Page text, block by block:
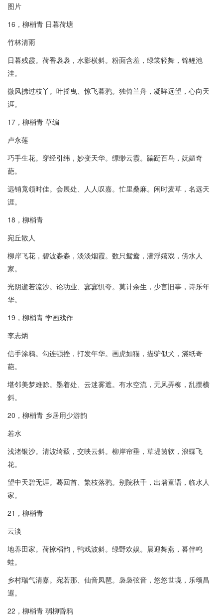
图片
16，柳梢青 日暮荷塘
竹林清雨
日暮残霞。荷香袅袅，水影横斜。粉面含羞，绿裳轻舞，锦鲤池
洼。
微风拂过枝丫。叶摇曳、惊飞暮鸦。独倚兰舟，凝眸远望，心向天
涯。
17，柳梢青 草编
卢永莲
巧手生花。穿经引纬，妙变天华。缥缈云霞。蹁跹百鸟，妩媚奇
葩。
远销竟领时佳。会展处、人人叹嘉。忙里桑麻。闲时麦草，名远天
涯。
18，柳梢青
宛丘散人
柳岸飞花，碧波淼淼，淡淡烟霞。数只鸳鸯，潜浮嬉戏，傍水人
家。
光阴逝若流沙。论功业、寥寥惧夸。莫计余生，少言旧事，诗乐年
华。
19，柳梢青 学画戏作
李志炳
信手涂鸦。勾连顿挫，打发年华。画虎如猫，描驴似犬，滿纸奇
葩。
堪邻美梦难赊。墨着处、云迷雾遮。有水空流，无风弄柳，乱摆横
斜。
20，柳梢青 乡居用少游韵
若水
浅渚银沙。清波绮縠，交映云斜。柳岸帘垂，草堤茵软，浪蝶飞
花。
望中天碧无涯。蓦回首、繁枝落鸦。别院秋千，出墙童语，临水人
家。
21，柳梢青
云淡
地养田家。荷撩稻韵，鸭戏波斜。绿野欢娱。晨迎舞燕，暮伴鸣
蛙。
乡村瑞气清嘉。宛若那、仙音凤琶。袅袅弦音，悠悠世境，乐颂昌
遐。
22，柳梢青 弱柳昏鸦